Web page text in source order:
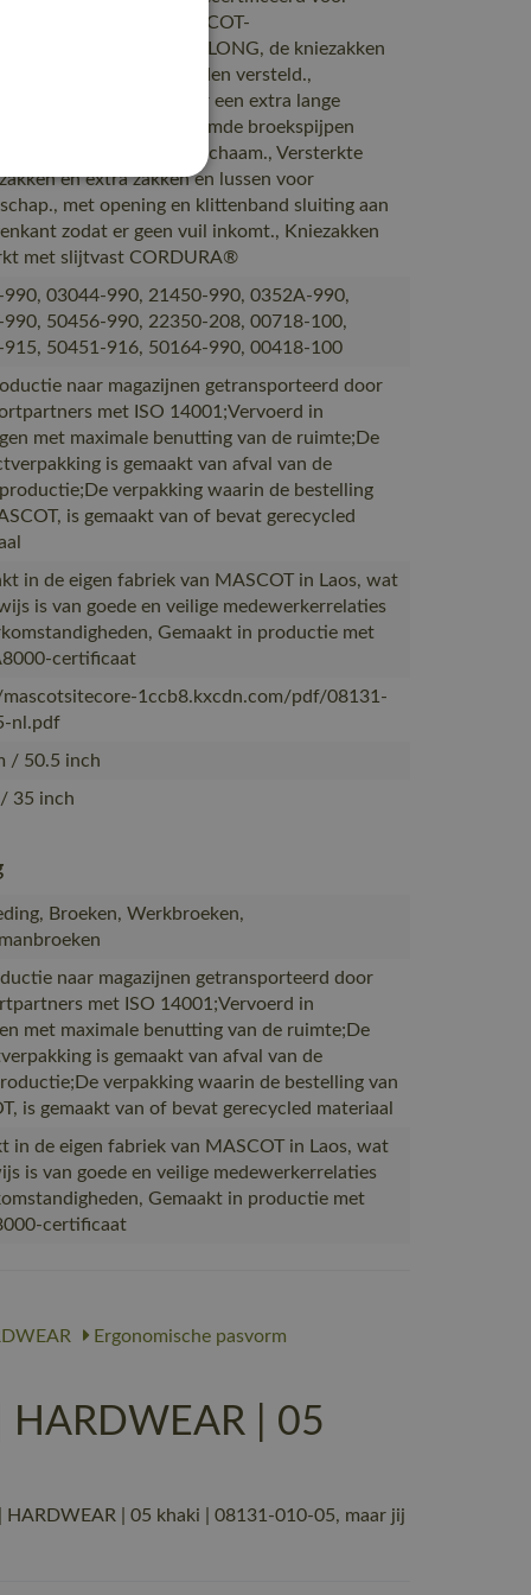
in combinatie met MASCOT-
SHORT of LONG, de kniezakken
namelijk in hoogte worden versteld.,
gestikte naden voor een extra lange
Ergonomisch gevormde broekspijpen
de bewegingen van het lichaam., Versterkte
en extra zakken en lussen voor
met opening en klittenband sluiting aan
zodat er geen vuil inkomt., Kniezakken
met slijtvast CORDURA®
990, 03044-990, 21450-990, 0352A-990,
990, 50456-990, 22350-208, 00718-100,
915, 50451-916, 50164-990, 00418-100
naar magazijnen getransporteerd door
met ISO 14001;Vervoerd in
met maximale benutting van de ruimte;De
is gemaakt van afval van de
verpakking waarin de bestelling
is gemaakt van of bevat gerecycled
in de eigen fabriek van MASCOT in Laos, wat
is van goede en veilige medewerkerrelaties
Gemaakt in productie met
certificaat
mascotsitecore-1ccb8.kxcdn.com/pdf/08131-
nl.pdf
/ 50.5 inch
35 inch
Broeken, Werkbroeken,
naar magazijnen getransporteerd door
met ISO 14001;Vervoerd in
met maximale benutting van de ruimte;De
is gemaakt van afval van de
verpakking waarin de bestelling van
is gemaakt van of bevat gerecycled materiaal
in de eigen fabriek van MASCOT in Laos, wat
is van goede en veilige medewerkerrelaties
Gemaakt in productie met
certificaat
Ergonomische pasvorm
| 05
| 05 khaki | 08131-010-05, maar jij